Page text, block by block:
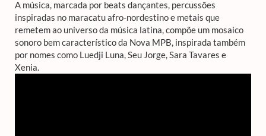
A música, marcada por beats dançantes, percussões
inspiradas no maracatu afro-nordestino e metais que
remetem ao universo da música latina, compõe um mosaico
sonoro bem característico da Nova MPB, inspirada também
por nomes como Luedji Luna, Seu Jorge, Sara Tavares e
Xenia.